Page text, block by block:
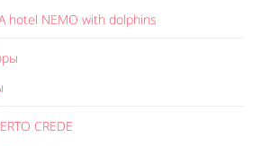
hotel NEMO with dolphins